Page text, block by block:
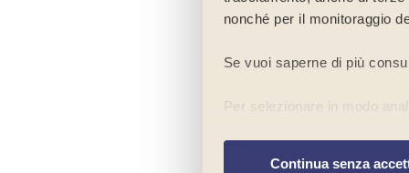
nonché per il monitoraggio
Se vuoi saperne di più
Per selezionare in modo
Continua senza